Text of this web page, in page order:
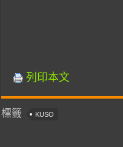
列印本文
標籤 KUSO